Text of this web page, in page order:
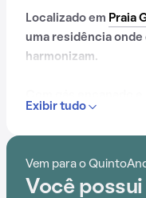
Localizado em Praia
uma residência
harmonizam.
para todas as idades.
Exibir tudo
Vem para o
Você possui